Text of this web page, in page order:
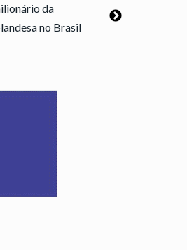
da
no Brasil